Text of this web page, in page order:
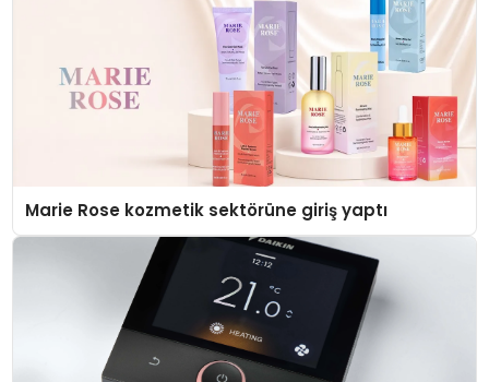
Marie Rose kozmetik sektörüne giriş yaptı